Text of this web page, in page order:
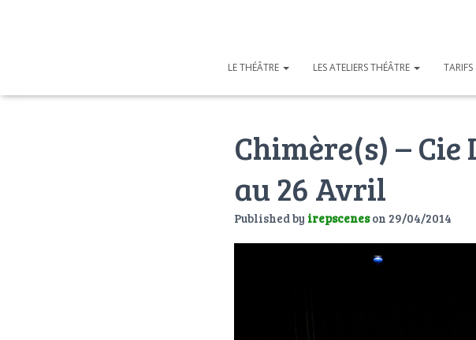
LE THÉÂTRE LES ATELIERS THÉÂTRE TARIFS
Chimère(s) – Cie
au 26 Avril
Published by irepsceneson 29/04/2014